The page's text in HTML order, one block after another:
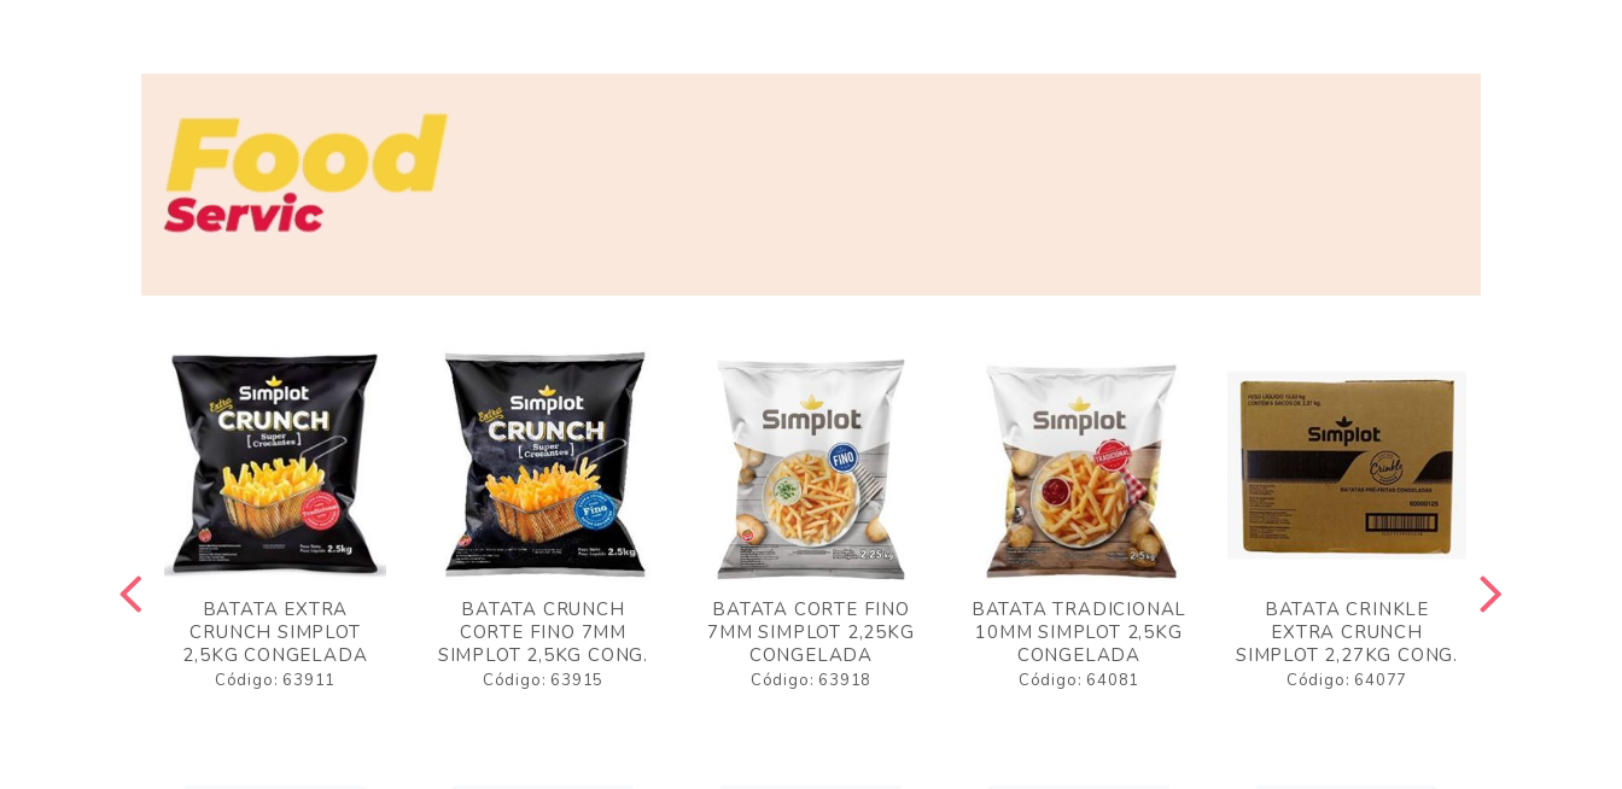
BATATA EXTRA
CRUNCH SIMPLOT
2,5KG CONGELADA
Código: 63911
BATATA CRUNCH
CORTE FINO 7MM
SIMPLOT 2,5KG CONG.
Código: 63915
BATATA CORTE FINO
7MM SIMPLOT 2,25KG
CONGELADA
Código: 63918
BATATA TRADICIONAL
10MM SIMPLOT 2,5KG
CONGELADA
Código: 64081
BATATA CRINKLE
EXTRA CRUNCH
SIMPLOT 2,27KG CONG.
Código: 64077